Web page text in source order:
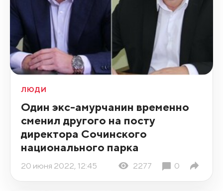
ЛЮДИ
Один экс-амурчанин временно
сменил другого на посту
директора Сочинского
национального парка
20 июня 2022, 12:45 2277 0